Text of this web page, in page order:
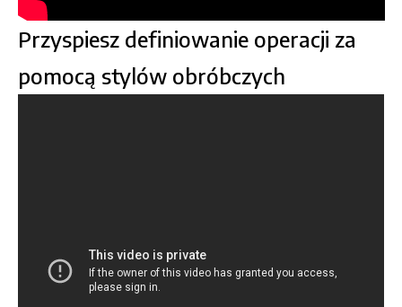
Przyspiesz definiowanie operacji za
pomocą stylów obróbczych